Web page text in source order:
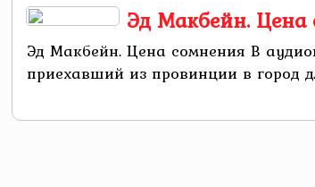
Эд Макбейн. Цена
Эд Макбейн. Цена сомнения В
приехавший из провинции в город